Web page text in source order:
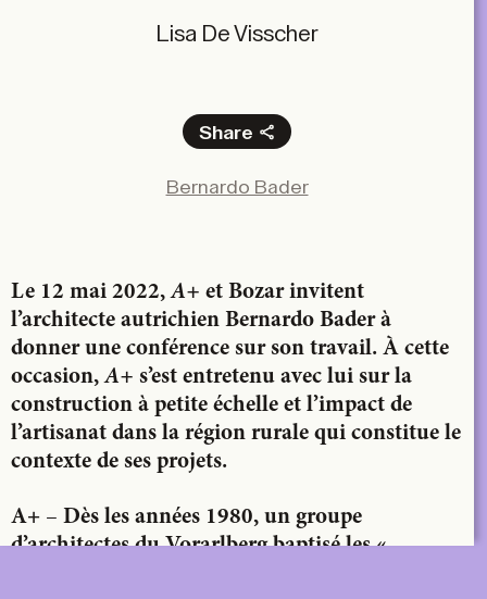
Lisa De Visscher
Share
Bernardo Bader
Le 12 mai 2022,A+ et Bozar invitent
l’architecte autrichien Bernardo Bader à
donner une conférence sur son travail. À cette
occasion,A+ s’est entretenu avec lui sur la
construction à petite échelle et l’impact de
l’artisanat dans la région rurale qui constitue le
contexte de ses projets.
A+ – Dès les années 1980, un groupe
d’architectes du Vorarlberg baptisé les «